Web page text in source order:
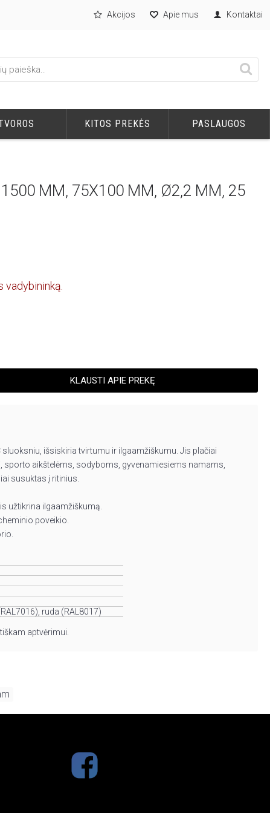
Akcijos Apie mus Kontaktai
KITOS PREKĖS PASLAUGOS
MM, 75X100 MM, Ø2,2 MM, 25
KLAUSTI APIE PREKĘ
išsiskiria tvirtumu ir ilgaamžiškumu. Jis plačiai
aikštelėms, sodyboms, gyvenamiesiems namams,
susuktas į ritinius.
užtikrina ilgaamžiškumą.
poveikio.
ruda (RAL8017)
aptvėrimui.